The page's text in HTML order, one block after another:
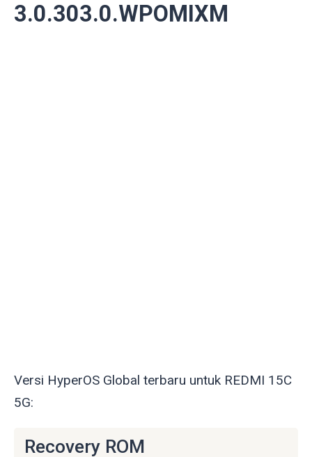
3.0.303.0.WPOMIXM
Versi HyperOS Global terbaru untuk REDMI 15C
5G:
Recovery ROM